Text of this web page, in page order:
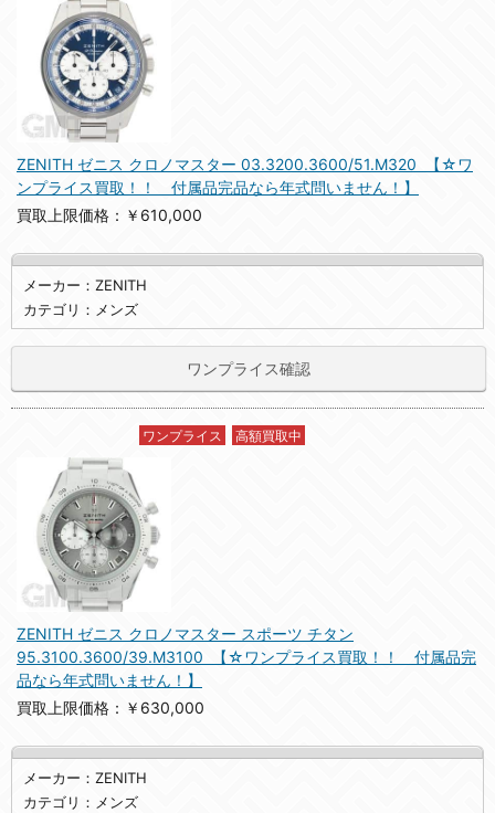
ZENITH ゼニス クロノマスター 03.3200.3600/51.M320 【☆ワ
ンプライス買取！！ 付属品完品なら年式問いません！】
買取上限価格：￥610,000
メーカー：ZENITH
カテゴリ：メンズ
ワンプライス確認
ワンプライス 高額買取中
ZENITH ゼニス クロノマスター スポーツ チタン
95.3100.3600/39.M3100 【☆ワンプライス買取！！ 付属品完
品なら年式問いません！】
買取上限価格：￥630,000
メーカー：ZENITH
カテゴリ：メンズ